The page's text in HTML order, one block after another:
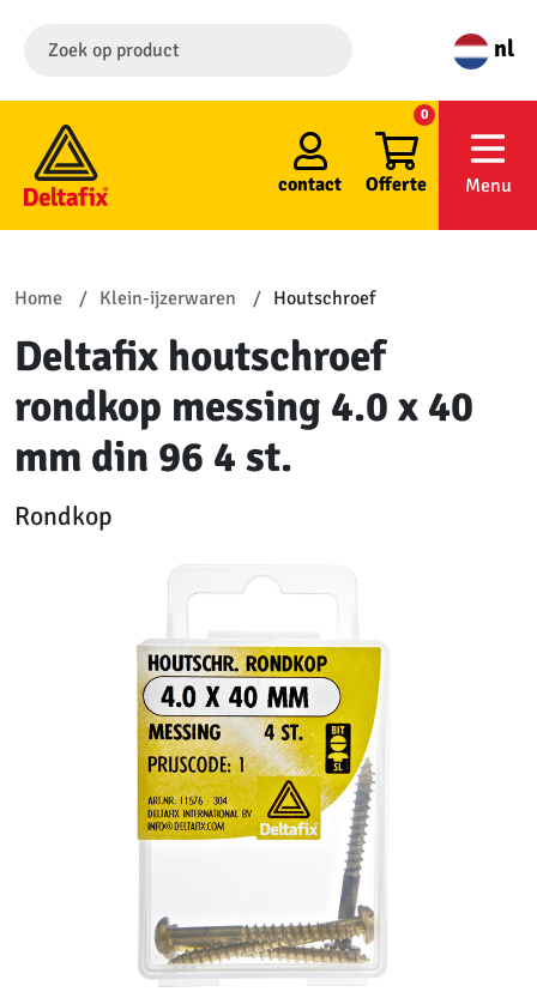
nl
contact Offerte
0
Menu
Home Klein-ijzerwaren Houtschroef
Deltafix houtschroef
rondkop messing 4.0 x 40
mm din 96 4 st.
Rondkop